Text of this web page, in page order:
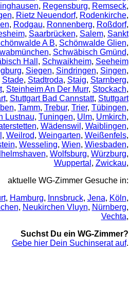
, Regensburg, Remseck,
, Rietz Neuendorf, Rodenkirche,
, Rodgau, Ronnenberg, Roßdorf,
, Saarbrücken, Salem, Sankt
A B, Schönwalde Glien,
, Schwäbisch Gmünd,
Hall , Schwaikheim, Seeheim
, Siegen, Sindringen, Singen,
Stade, Stadtroda, Staig, Starnberg,
, Steinheim An Der Murr, Stockach,
, Stuttgart Bad Cannstatt, Stuttgart
, Tamm, Trebur, Trier, Tübingen,
Lustnau, Tuningen, Ulm, Umkirch,
, Wädenswil , Waiblingen,
, Weilrod, Weingarten, Weißenfels,
, Wesseling, Wien, Wiesbaden,
, Wolfsburg, Würzburg,
Wuppertal , Zwickau,
aktuelle WG-Zimmer Gesuche in:
, Hamburg, Innsbruck, Jena, Köln,
, Neukirchen Vluyn, Nürnberg,
Vechta,
Suchst Du ein WG-Zimmer?
Gebe hier Dein Suchinserat auf.